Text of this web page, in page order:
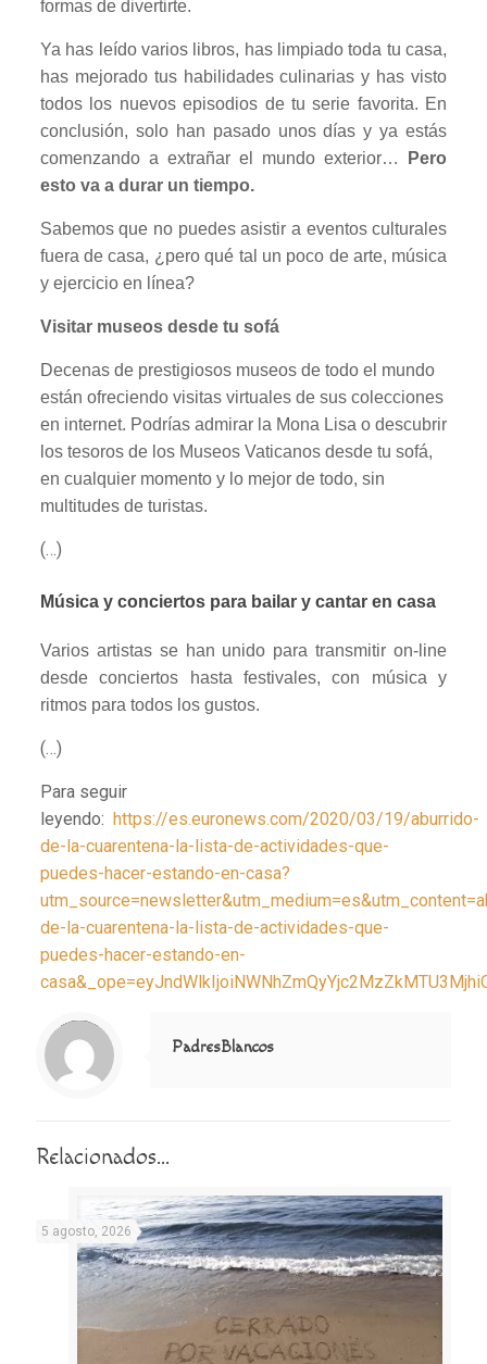
formas de divertirte.
Ya has leído varios libros, has limpiado toda tu casa,
has mejorado tus habilidades culinarias y has visto
todos los nuevos episodios de tu serie favorita. En
conclusión, solo han pasado unos días y ya estás
comenzando a extrañar el mundo exterior…
Pero
esto va a durar un tiempo.
Sabemos que no puedes asistir a eventos culturales
fuera de casa, ¿pero qué tal un poco de arte, música
y ejercicio en línea?
Visitar museos desde tu sofá
Decenas de prestigiosos museos de todo el mundo
están ofreciendo visitas virtuales de sus colecciones
en internet. Podrías admirar la Mona Lisa o descubrir
los tesoros de los Museos Vaticanos desde tu sofá,
en cualquier momento y lo mejor de todo, sin
multitudes de turistas.
(…)
Música y conciertos para bailar y cantar en casa
Varios artistas se han unido para transmitir on-line
desde conciertos hasta festivales, con música y
ritmos para todos los gustos.
(…)
Para seguir
leyendo: https://es.euronews.com/2020/03/19/aburrido-
de-la-cuarentena-la-lista-de-actividades-que-
puedes-hacer-estando-en-casa?
de-la-cuarentena-la-lista-de-actividades-que-
puedes-hacer-estando-en-
Notice
: Trying to access array offset on value of type null in
/home/misioner/public_html/padresblancos/themes/betheme/includes/content-single.php
on line
286
PadresBlancos
Relacionados...
5 agosto, 2026